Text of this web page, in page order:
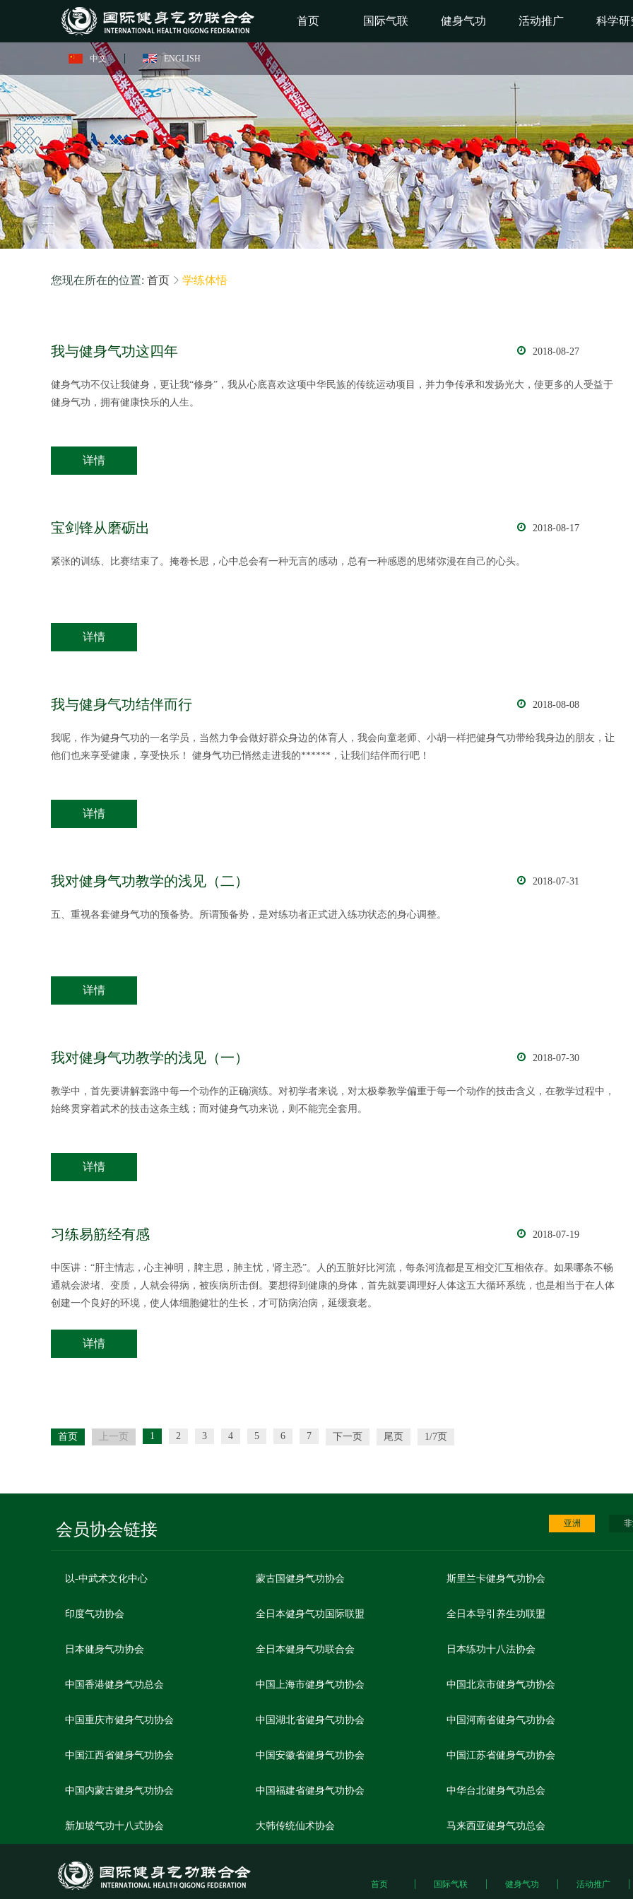
首页 国际气联 健身气功 活动推广 科学研
中文 ENGLISH
您现在所在的位置: 首页 学练体悟
我与健身气功这四年 2018-08-27
健身气功不仅让我健身，更让我“修身”，我从心底喜欢这项中华民族的传统运动项目，并力争传承和发扬光大，使更多的人受益于
健身气功，拥有健康快乐的人生。
详情
宝剑锋从磨砺出 2018-08-17
紧张的训练、比赛结束了。掩卷长思，心中总会有一种无言的感动，总有一种感恩的思绪弥漫在自己的心头。
详情
我与健身气功结伴而行 2018-08-08
我呢，作为健身气功的一名学员，当然力争会做好群众身边的体育人，我会向童老师、小胡一样把健身气功带给我身边的朋友，让
他们也来享受健康，享受快乐！ 健身气功已悄然走进我的******，让我们结伴而行吧！
详情
我对健身气功教学的浅见（二） 2018-07-31
五、重视各套健身气功的预备势。所谓预备势，是对练功者正式进入练功状态的身心调整。
详情
我对健身气功教学的浅见（一） 2018-07-30
教学中，首先要讲解套路中每一个动作的正确演练。对初学者来说，对太极拳教学偏重于每一个动作的技击含义，在教学过程中，
始终贯穿着武术的技击这条主线；而对健身气功来说，则不能完全套用。
详情
习练易筋经有感 2018-07-19
中医讲：“肝主情志，心主神明，脾主思，肺主忧，肾主恐”。人的五脏好比河流，每条河流都是互相交汇互相依存。如果哪条不畅
通就会淤堵、变质，人就会得病，被疾病所击倒。要想得到健康的身体，首先就要调理好人体这五大循环系统，也是相当于在人体
创建一个良好的环境，使人体细胞健壮的生长，才可防病治病，延缓衰老。
详情
首页 上一页 1 2 3 4 5 6 7 下一页 尾页 1/7页
会员协会链接 亚洲
以-中武术文化中心 蒙古国健身气功协会 斯里兰卡健身气功协会
印度气功协会 全日本健身气功国际联盟 全日本导引养生功联盟
日本健身气功协会 全日本健身气功联合会 日本练功十八法协会
中国香港健身气功总会 中国上海市健身气功协会 中国北京市健身气功协会
中国重庆市健身气功协会 中国湖北省健身气功协会 中国河南省健身气功协会
中国江西省健身气功协会 中国安徽省健身气功协会 中国江苏省健身气功协会
中国内蒙古健身气功协会 中国福建省健身气功协会 中华台北健身气功总会
新加坡气功十八式协会 大韩传统仙术协会 马来西亚健身气功总会
首页 国际气联 健身气功 活动推广